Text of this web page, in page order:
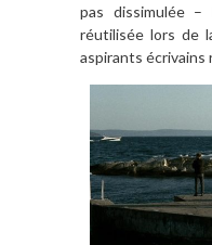
pas dissimulée –
réutilisée lors de
aspirants écrivains